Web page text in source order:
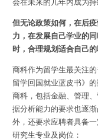
会在未来的几年内成为持
但无论政策如何，在后
力，在发展自己学业的
时，合理规划适合自己
商科作为留学生最关注
留学回国就业蓝皮书》
商科，包括金融、管理
据分析能力 的要求也逐
外，还要求应聘者具备一
研究生专业及岗位：